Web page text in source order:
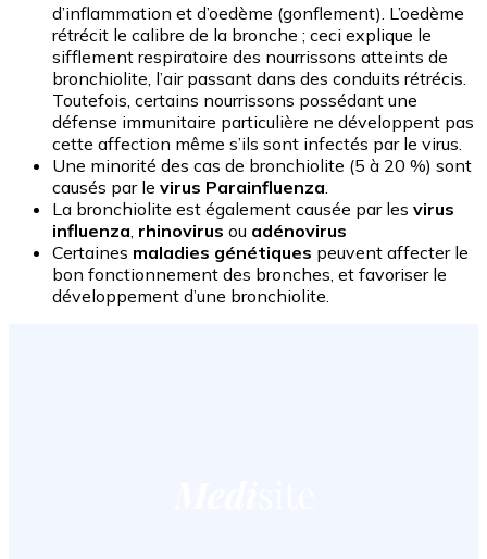
d’inflammation et d’oedème (gonflement). L’oedème
rétrécit le calibre de la bronche ; ceci explique le
sifflement respiratoire des nourrissons atteints de
bronchiolite, l’air passant dans des conduits rétrécis.
Toutefois, certains nourrissons possédant une
défense immunitaire particulière ne développent pas
cette affection même s’ils sont infectés par le virus.
Une minorité des cas de bronchiolite (5 à 20 %) sont
causés par le virus Parainfluenza
La bronchiolite est également causée par les virus
influenza rhinovirus ou adénovirus
Certaines maladies génétiques peuvent affecter le
bon fonctionnement des bronches, et favoriser le
développement d’une bronchiolite.